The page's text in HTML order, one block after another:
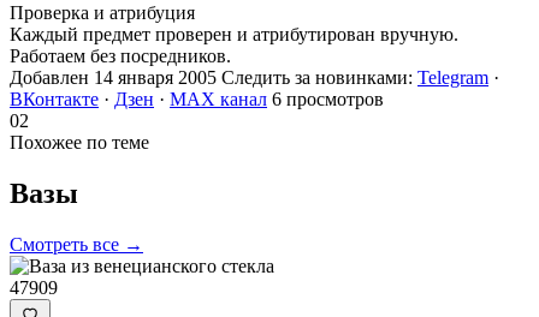
Проверка и атрибуция
Каждый предмет проверен и атрибутирован вручную.
Работаем без посредников.
Добавлен 14 января 2005 Следить за новинками: Telegram ·
ВКонтакте · Дзен · MAX канал 6 просмотров
02
Похожее по теме
Вазы
Смотреть все →
47909